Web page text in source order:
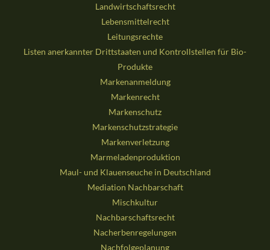
Landwirtschaftsrecht
Lebensmittelrecht
Leitungsrechte
Listen anerkannter Drittstaaten und Kontrollstellen für Bio-
Produkte
Markenanmeldung
Markenrecht
Markenschutz
Markenschutzstrategie
Markenverletzung
Marmeladenproduktion
Maul- und Klauenseuche in Deutschland
Mediation Nachbarschaft
Mischkultur
Nachbarschaftsrecht
Nacherbenregelungen
Nachfolgeplanung